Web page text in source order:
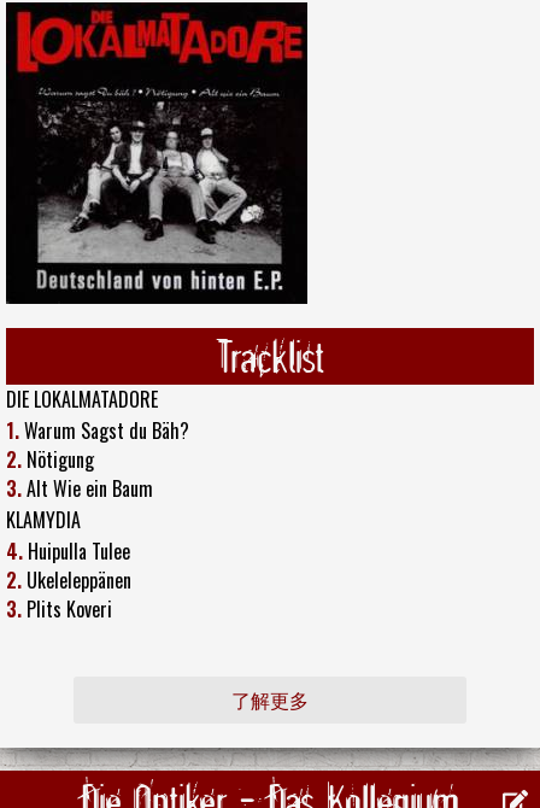
Tracklist
DIE LOKALMATADORE
1.Warum Sagst du Bäh?
2. Nötigung
3.Alt Wie ein Baum
KLAMYDIA
4. Huipulla Tulee
2. Ukeleleppänen
3. Plits Koveri
了解更多